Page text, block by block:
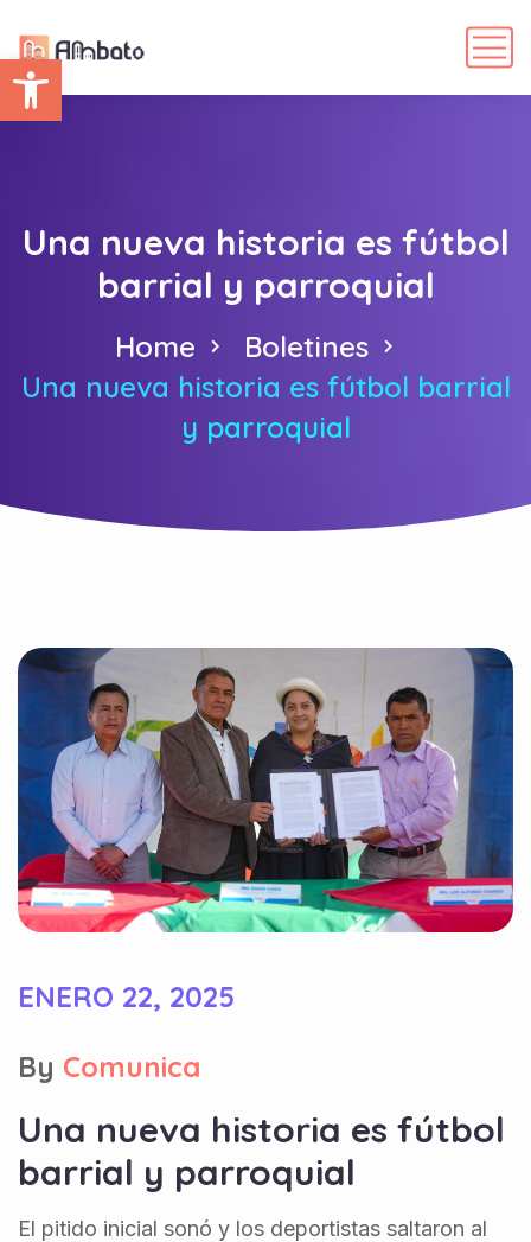
Abrir barra de herramientas
Una nueva historia es fútbol
barrial y parroquial
Home
Boletines
Una nueva historia es fútbol barrial
y parroquial
ENERO 22, 2025
By Comunica
Una nueva historia es fútbol
barrial y parroquial
El pitido inicial sonó y los deportistas saltaron al